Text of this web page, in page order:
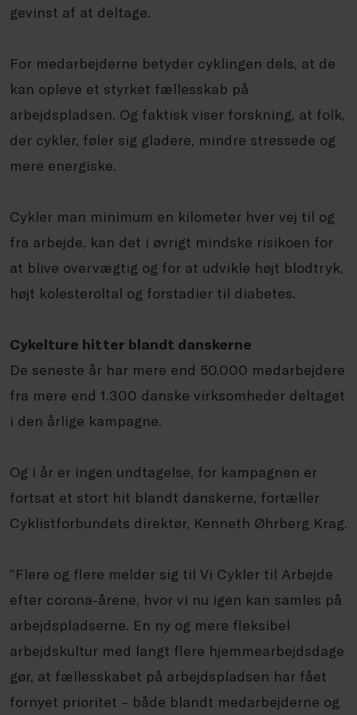
gevinst af at deltage.
For medarbejderne betyder cyklingen dels, at de
kan opleve et styrket fællesskab på
arbejdspladsen. Og faktisk viser forskning, at folk,
der cykler, føler sig gladere, mindre stressede og
mere energiske.
Cykler man minimum en kilometer hver vej til og
fra arbejde, kan det i øvrigt mindske risikoen for
at blive overvægtig og for at udvikle højt blodtryk,
højt kolesteroltal og forstadier til diabetes.
Cykelture hitter blandt danskerne
De seneste år har mere end 50.000 medarbejdere
fra mere end 1.300 danske virksomheder deltaget
i den årlige kampagne.
Og i år er ingen undtagelse, for kampagnen er
fortsat et stort hit blandt danskerne, fortæller
Cyklistforbundets direktør, Kenneth Øhrberg Krag.
”Flere og flere melder sig til Vi Cykler til Arbejde
efter corona-årene, hvor vi nu igen kan samles på
arbejdspladserne. En ny og mere fleksibel
arbejdskultur med langt flere hjemmearbejdsdage
gør, at fællesskabet på arbejdspladsen har fået
fornyet prioritet – både blandt medarbejderne og